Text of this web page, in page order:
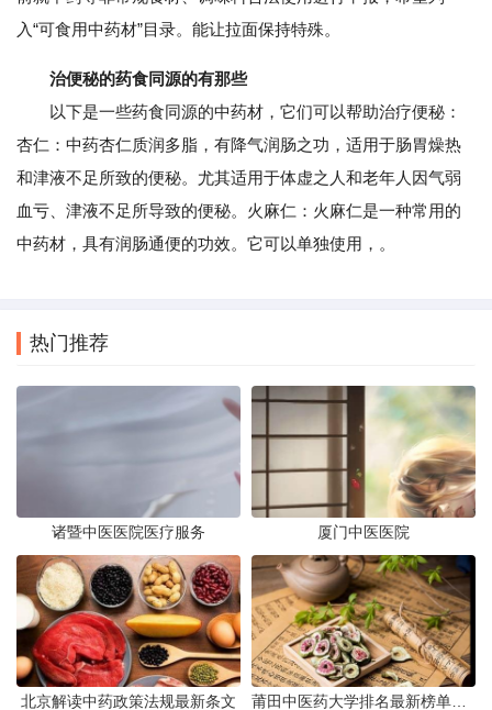
入“可食用中药材”目录。能让拉面保持特殊。
治便秘的药食同源的有那些
以下是一些药食同源的中药材，它们可以帮助治疗便秘：
杏仁：中药杏仁质润多脂，有降气润肠之功，适用于肠胃燥热
和津液不足所致的便秘。尤其适用于体虚之人和老年人因气弱
血亏、津液不足所导致的便秘。火麻仁：火麻仁是一种常用的
中药材，具有润肠通便的功效。它可以单独使用，。
热门推荐
诸暨中医医院医疗服务 厦门中医医院
北京解读中药政策法规最新条文